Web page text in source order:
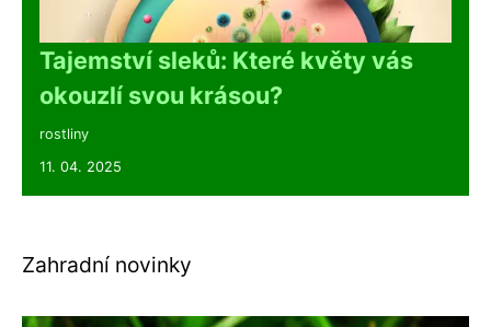
Tajemství sleků: Které květy vás
okouzlí svou krásou?
rostliny
11. 04. 2025
Zahradní novinky